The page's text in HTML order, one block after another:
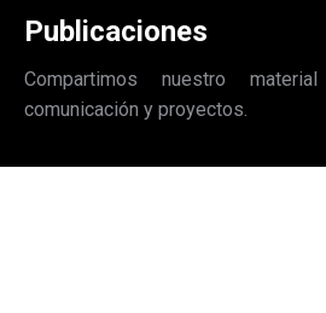
Publicaciones
Compartimos nuestro
comunicación y proyectos.